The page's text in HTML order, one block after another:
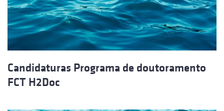
Candidaturas Programa de doutoramento
FCT H2Doc